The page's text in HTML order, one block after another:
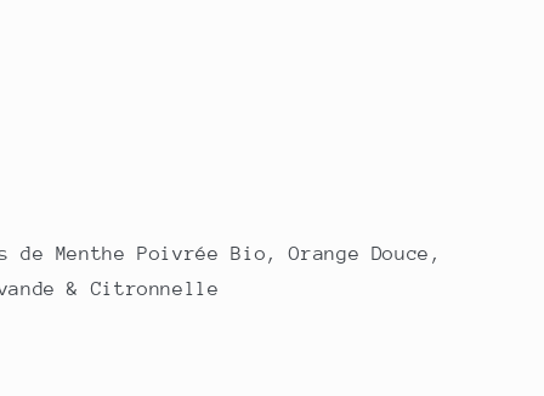
Menthe Poivrée Bio, Orange Douce,
& Citronnelle